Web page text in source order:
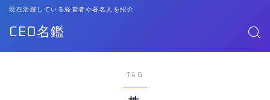
CEO名鑑
現在活躍している経営者や著名人を紹介
TAG